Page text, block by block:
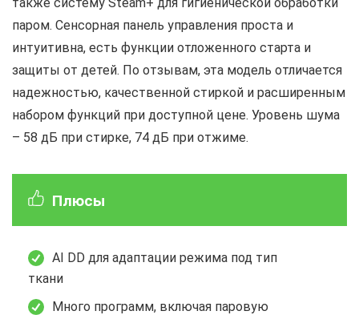
паром. Сенсорная панель управления проста и
интуитивна, есть функции отложенного старта и
защиты от детей. По отзывам, эта модель отличается
надежностью, качественной стиркой и расширенным
набором функций при доступной цене. Уровень шума
– 58 дБ при стирке, 74 дБ при отжиме.
Плюсы
AI DD для адаптации режима под тип
ткани
Много программ, включая паровую